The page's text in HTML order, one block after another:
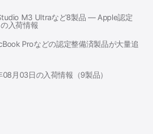
M3 Ultraなど8製品 — Apple認定
入荷情報
Proなどの認定整備済製品が大量追
月03日の入荷情報（9製品）